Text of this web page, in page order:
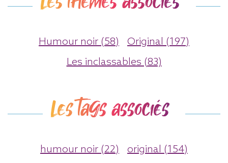
Humour noir (58)
Original (197)
Les inclassables (83)
Les tags associés
humour noir (22)
original (154)